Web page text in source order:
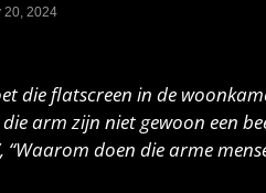
20, 2024
die flatscreen in de
arm zijn niet gewoon een
“Waarom doen die arme